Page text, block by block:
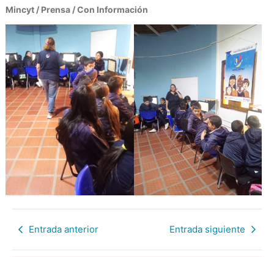
Mincyt / Prensa / Con Información
Entrada anterior Entrada siguiente